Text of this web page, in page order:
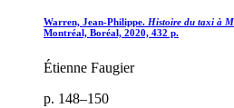
Warren, Jean-Philippe. Histoire du taxi à
Montréal, Boréal, 2020, 432 p.
Étienne Faugier
p. 148–150